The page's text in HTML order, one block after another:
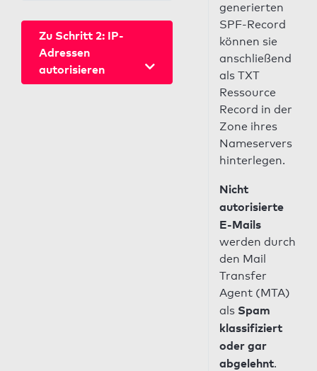
Zu Schritt 2: IP-
Adressen
autorisieren
generierten
SPF-Record
können sie
anschließend
als TXT
Ressource
Record in der
Zone ihres
Nameservers
hinterlegen.
Nicht
autorisierte
E-Mails
werden durch
den Mail
Transfer
Agent (MTA)
als Spam
klassifiziert
oder gar
abgelehnt.